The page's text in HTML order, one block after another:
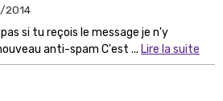
2014
si tu reçois le message je n'y
anti-spam C'est ... Lire la suite